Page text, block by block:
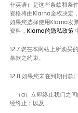
非英语）是这些条款和条
资格将由Klarna全权决定
如果您选择使用Klarna发
资料， Klarna的隐私政策
12.7.您在本网站上所购买
条款之约束。
12.8.如果您未在到期付款
（a）立即终止我们之间
经终止；以及